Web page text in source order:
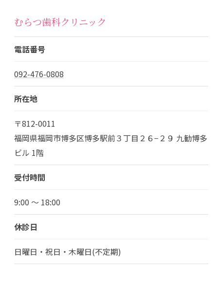
むらつ歯科クリニック
電話番号
092-476-0808
所在地
〒812-0011
福岡県福岡市博多区博多駅前３丁目２６−２９ 九勧博多
ビル 1階
受付時間
9:00 ～ 18:00
休診日
日曜日・祝日・木曜日(不定期)